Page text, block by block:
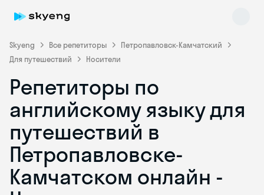
Skyeng Все репетиторы
Петропавловск-Камчатский
Для путешествий
Носители
Репетиторы по
английскому языку для
путешествий в
Петропавловске-
Камчатском онлайн -
Skyeng Chat
online